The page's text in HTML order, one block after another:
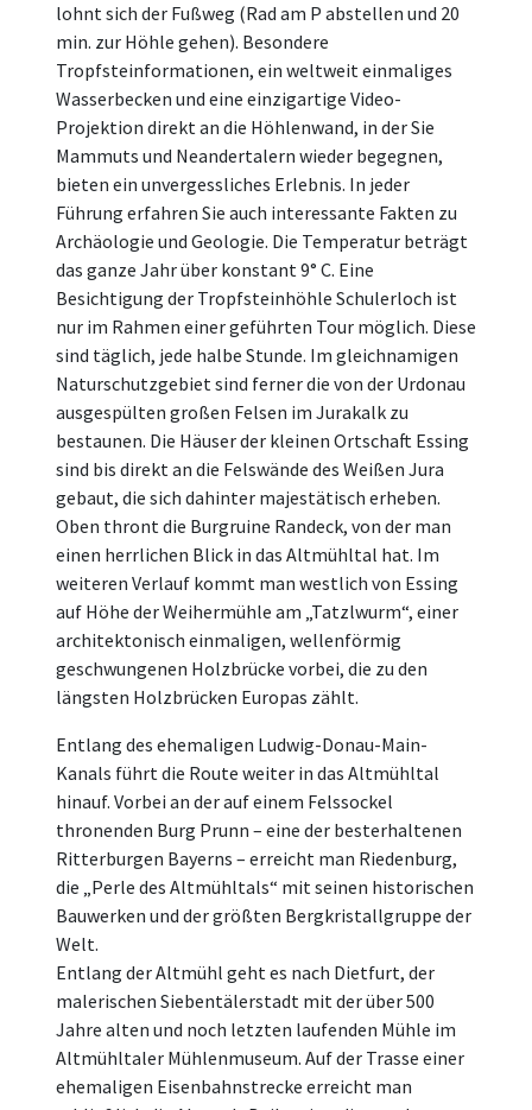
lohnt sich der Fußweg (Rad am P abstellen und 20
min. zur Höhle gehen). Besondere
Tropfsteinformationen, ein weltweit einmaliges
Wasserbecken und eine einzigartige Video-
Projektion direkt an die Höhlenwand, in der Sie
Mammuts und Neandertalern wieder begegnen,
bieten ein unvergessliches Erlebnis. In jeder
Führung erfahren Sie auch interessante Fakten zu
Archäologie und Geologie. Die Temperatur beträgt
das ganze Jahr über konstant 9° C. Eine
Besichtigung der Tropfsteinhöhle Schulerloch ist
nur im Rahmen einer geführten Tour möglich. Diese
sind täglich, jede halbe Stunde. Im gleichnamigen
Naturschutzgebiet sind ferner die von der Urdonau
ausgespülten großen Felsen im Jurakalk zu
bestaunen. Die Häuser der kleinen Ortschaft Essing
sind bis direkt an die Felswände des Weißen Jura
gebaut, die sich dahinter majestätisch erheben.
Oben thront die Burgruine Randeck, von der man
einen herrlichen Blick in das Altmühltal hat. Im
weiteren Verlauf kommt man westlich von Essing
auf Höhe der Weihermühle am „Tatzlwurm“, einer
architektonisch einmaligen, wellenförmig
geschwungenen Holzbrücke vorbei, die zu den
längsten Holzbrücken Europas zählt.
Entlang des ehemaligen Ludwig-Donau-Main-
Kanals führt die Route weiter in das Altmühltal
hinauf. Vorbei an der auf einem Felssockel
thronenden Burg Prunn – eine der besterhaltenen
Ritterburgen Bayerns – erreicht man Riedenburg,
die „Perle des Altmühltals“ mit seinen historischen
Bauwerken und der größten Bergkristallgruppe der
Welt.
Entlang der Altmühl geht es nach Dietfurt, der
malerischen Siebentälerstadt mit der über 500
Jahre alten und noch letzten laufenden Mühle im
Altmühltaler Mühlenmuseum. Auf der Trasse einer
ehemaligen Eisenbahnstrecke erreicht man